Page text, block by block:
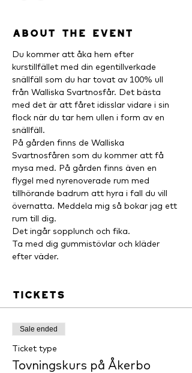
About the event
Du kommer att åka hem efter
kurstillfället med din egentillverkade
snällfäll som du har tovat av 100% ull
från Walliska Svartnosfår. Det bästa
med det är att fåret idisslar vidare i sin
flock när du tar hem ullen i form av en
snällfäll.
På gården finns de Walliska
Svartnosfåren som du kommer att få
mysa med. På gården finns även en
flygel med nyrenoverade rum med
tillhörande badrum att hyra i fall du vill
övernatta. Meddela mig så bokar jag ett
rum till dig.
Det ingår sopplunch och fika.
Ta med dig gummistövlar och kläder
efter väder.
Tickets
Sale ended
Ticket type
Tovningskurs på Åkerbo